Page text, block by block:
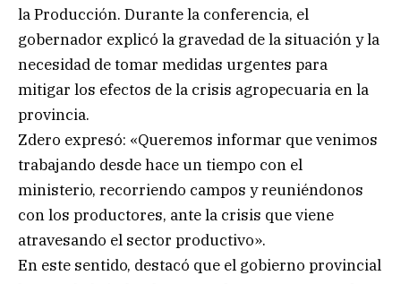
la Producción. Durante la conferencia, el
gobernador explicó la gravedad de la situación y la
necesidad de tomar medidas urgentes para
mitigar los efectos de la crisis agropecuaria en la
provincia.
Zdero expresó: «Queremos informar que venimos
trabajando desde hace un tiempo con el
ministerio, recorriendo campos y reuniéndonos
con los productores, ante la crisis que viene
atravesando el sector productivo».
En este sentido, destacó que el gobierno provincial